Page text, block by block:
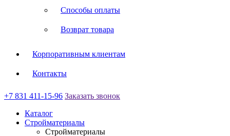
Способы оплаты
Возврат товара
Корпоративным клиентам
Контакты
+7 831 411-15-96 Заказать звонок
Каталог
Стройматериалы
Стройматериалы